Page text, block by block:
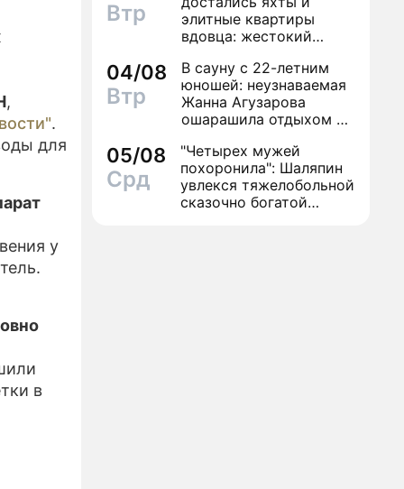
,
.
для
у
в
Втр
элитные квартиры
вдовца: жестокий
Вилли Токарева
04/08
Втр
В сауну с 22-летним
юношей: неузнаваемая
Жанна Агузарова
ошарашила отдыхом с
05/08
Срд
"Четырех мужей
похоронила": Шаляпин
увлекся тяжелобольной
сказочно богатой